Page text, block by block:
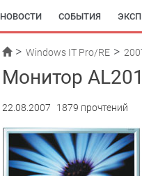
НОВОСТИ СОБЫТИЯ
Windows IT Pro/RE
Монитор
22.08.2007 1879 прочтений